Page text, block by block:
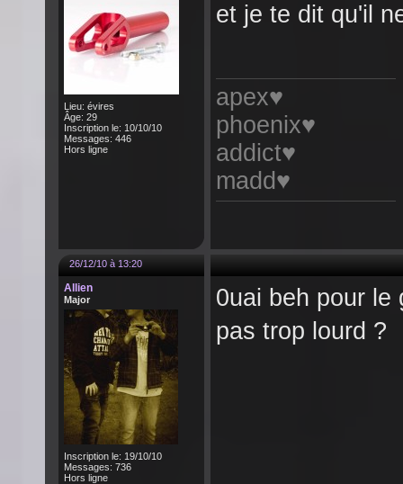
Lieu: évires
Âge: 29
Inscription le: 10/10/10
Messages: 446
Hors ligne
et je te dit qu'il
apex♥
phoenix♥
addict♥
madd♥
26/12/10 à 13:20
Allien
Major
Inscription le: 19/10/10
Messages: 736
Hors ligne
0uai beh pour le
pas trop lourd ?